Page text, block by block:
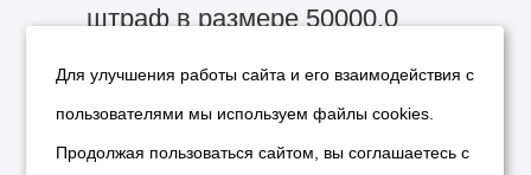
штраф в размере 50000,0
Для улучшения работы сайта и его взаимодействия с
пользователями мы используем файлы cookies.
Продолжая пользоваться сайтом, вы соглашаетесь с